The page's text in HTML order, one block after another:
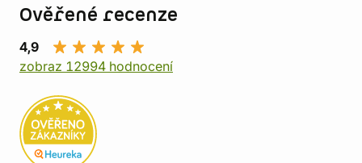
Ověřené recenze
4,9
zobraz 12994 hodnocení